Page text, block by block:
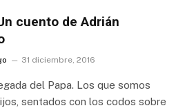
cuento de Adrián
31 diciembre, 2016
del Papa. Los que somos
sentados con los codos sobre